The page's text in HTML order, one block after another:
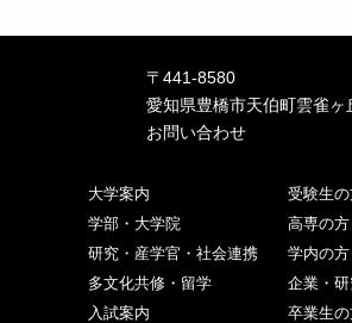
〒441-8580
愛知県豊橋市天伯町雲雀ヶ
お問い合わせ
大学案内
学部・大学院
研究・産学官・社会連携
多文化共修・留学
入試案内
受験生
高専の方
学内の方
企業・
卒業生